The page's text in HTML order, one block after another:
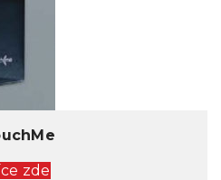
zde